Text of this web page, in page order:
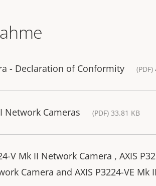
- Declaration of Conformity
Network Cameras (PDF) 33.81 KB
V Mk II Network Camera , AXIS
Camera and AXIS P3224-VE Mk